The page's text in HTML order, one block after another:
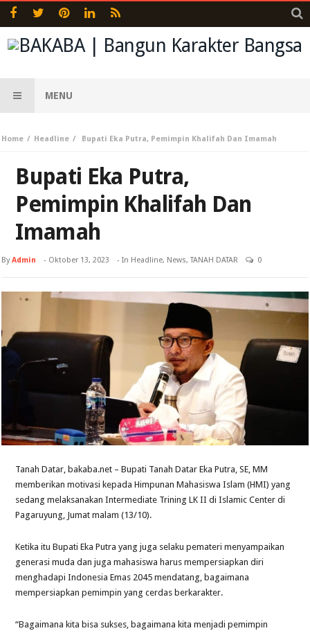
MENU
Home Headline Bupati Eka Putra, Pemimpin Khalifah Dan Imamah
Bupati Eka Putra,
Pemimpin Khalifah Dan
Imamah
ByAdmin - Oktober 13, 2023 - In Headline, News,TANAH DATAR 0
Tanah Datar, bakaba.net – Bupati Tanah Datar Eka Putra, SE, MM
memberikan motivasi kepada Himpunan Mahasiswa Islam (HMI) yang
sedang melaksanakan Intermediate Trining LK II di Islamic Center di
Pagaruyung, Jumat malam (13/10).
Ketika itu Bupati Eka Putra yang juga selaku pemateri menyampaikan
generasi muda dan juga mahasiswa harus mempersiapkan diri
menghadapi Indonesia Emas 2045 mendatang, bagaimana
mempersiapkan pemimpin yang cerdas berkarakter.
“Bagaimana kita bisa sukses, bagaimana kita menjadi pemimpin